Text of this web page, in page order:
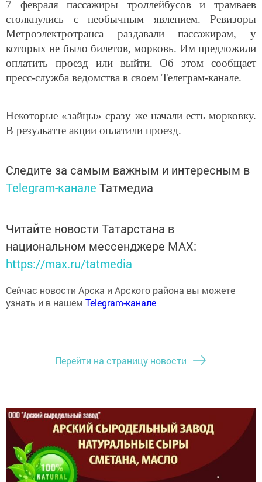
столкнулись с необычным явлением. Ревизоры
Метроэлектротранса раздавали пассажирам, у
которых не было билетов, морковь. Им предложили
оплатить проезд или выйти. Об этом сообщает
пресс-служба ведомства в своем Телеграм-канале.
В резульатте акции оплатили проезд.
Telegram-каналеТатмедиа
национальном мессенджере MАХ:
https://max.ru/tatmedia
узнать и в нашемTelegram-канале
Перейти на страницу новости